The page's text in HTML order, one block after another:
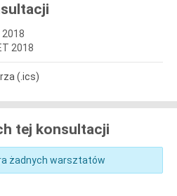
2018
2018
(.ics)
tej konsultacji
żadnych warsztatów